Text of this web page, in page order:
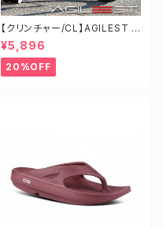
【クリンチャー/CL】AGILEST タ
イヤ オールラウンド ロードバイ
ク 軽い チューブド
¥5,896
20%OFF